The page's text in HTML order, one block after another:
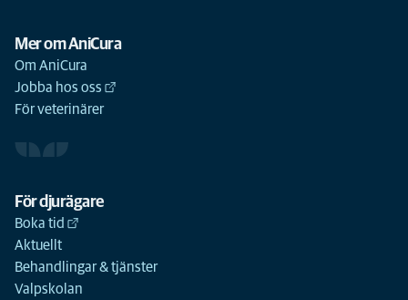
Mer om AniCura
Om AniCura
Jobba hos oss
För veterinärer
För djurägare
Boka tid
Aktuellt
Behandlingar & tjänster
Valpskolan